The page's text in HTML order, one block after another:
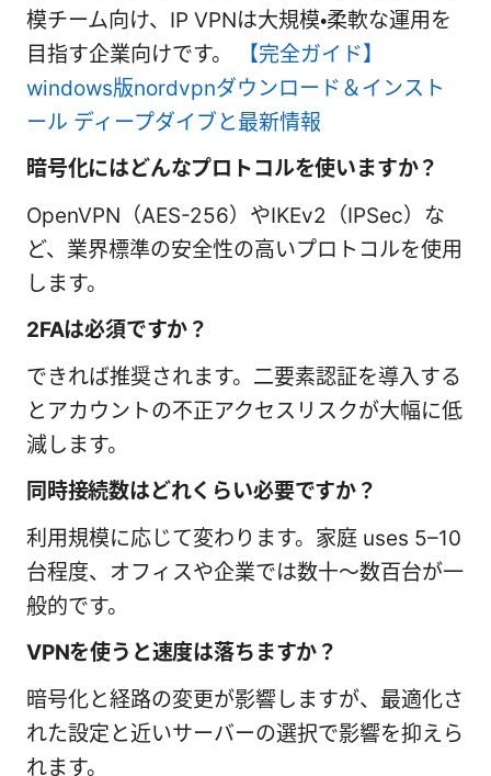
模チーム向け、IP VPNは大規模・柔軟な運用を
目指す企業向けです。
【完全ガイド】
windows版nordvpnダウンロード＆インスト
ール ディープダイブと最新情報
暗号化にはどんなプロトコルを使いますか？
OpenVPN（AES-256）やIKEv2（IPSec）な
ど、業界標準の安全性の高いプロトコルを使用
します。
2FAは必須ですか？
できれば推奨されます。二要素認証を導入する
とアカウントの不正アクセスリスクが大幅に低
減します。
同時接続数はどれくらい必要ですか？
利用規模に応じて変わります。家庭 uses 5–10
台程度、オフィスや企業では数十〜数百台が一
般的です。
VPNを使うと速度は落ちますか？
暗号化と経路の変更が影響しますが、最適化さ
れた設定と近いサーバーの選択で影響を抑えら
れます。